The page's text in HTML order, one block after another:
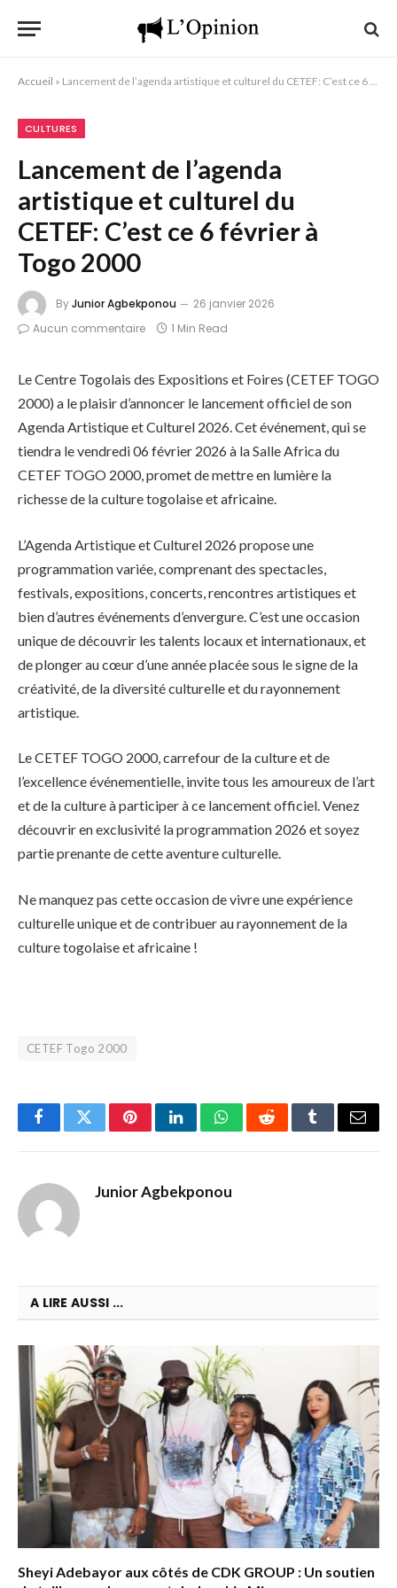
Accueil » Lancement de l’agenda artistique et culturel du CETEF: C’est ce 6 février à Togo 2000
CULTURES
Lancement de l’agenda
artistique et culturel du
CETEF: C’est ce 6 février à
Togo 2000
ByJunior Agbekponou
26 janvier 2026
Aucun commentaire
1 Min Read
Le Centre Togolais des Expositions et Foires (CETEF TOGO
2000) a le plaisir d’annoncer le lancement officiel de son
Agenda Artistique et Culturel 2026. Cet événement, qui se
tiendra le vendredi 06 février 2026 à la Salle Africa du
CETEF TOGO 2000, promet de mettre en lumière la
richesse de la culture togolaise et africaine.
L’Agenda Artistique et Culturel 2026 propose une
programmation variée, comprenant des spectacles,
festivals, expositions, concerts, rencontres artistiques et
bien d’autres événements d’envergure. C’est une occasion
unique de découvrir les talents locaux et internationaux, et
de plonger au cœur d’une année placée sous le signe de la
créativité, de la diversité culturelle et du rayonnement
artistique.
Le CETEF TOGO 2000, carrefour de la culture et de
l’excellence événementielle, invite tous les amoureux de l’art
et de la culture à participer à ce lancement officiel. Venez
découvrir en exclusivité la programmation 2026 et soyez
partie prenante de cette aventure culturelle.
Ne manquez pas cette occasion de vivre une expérience
culturelle unique et de contribuer au rayonnement de la
culture togolaise et africaine !
CETEF Togo 2000
FacebookTwitterPinterestLinkedInWhatsAppRedditTumblrEmail
Junior Agbekponou
A LIRE AUSSI ...
Sheyi Adebayor aux côtés de CDK GROUP : Un soutien